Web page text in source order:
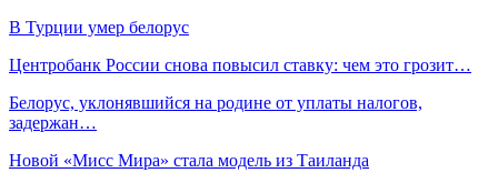
В Турции умер белорус
Центробанк России снова повысил ставку: чем это грозит…
Белорус, уклонявшийся на родине от уплаты налогов,
задержан…
Новой «Мисс Мира» стала модель из Таиланда